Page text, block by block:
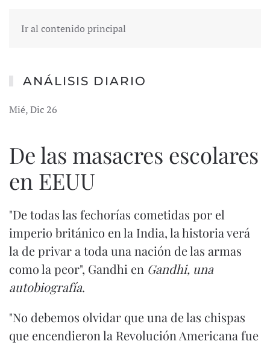
Ir al contenido principal
ANÁLISIS DIARIO
Mié, Dic 26
De las masacres escolares
en EEUU
"De todas las fechorías cometidas por el
imperio británico en la India, la historia verá
la de privar a toda una nación de las armas
como la peor", Gandhi en Gandhi, una
autobiografía.
"No debemos olvidar que una de las chispas
que encendieron la Revolución Americana fue